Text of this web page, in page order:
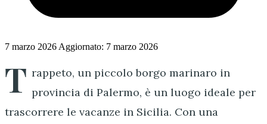
7 marzo 2026 Aggiornato: 7 marzo 2026
T rappeto, un piccolo borgo marinaro in
provincia di Palermo, è un luogo ideale per
trascorrere le vacanze in Sicilia. Con una